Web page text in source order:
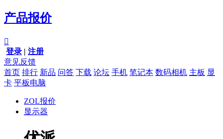
产品报价

登录 | 注册
意见反馈
首页 排行 新品 问答 下载 论坛 手机 笔记本 数码相机 主板 显
卡 平板电脑
ZOL报价
显示器